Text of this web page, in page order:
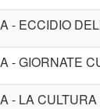
- ECCIDIO
- GIORNATE
- LA